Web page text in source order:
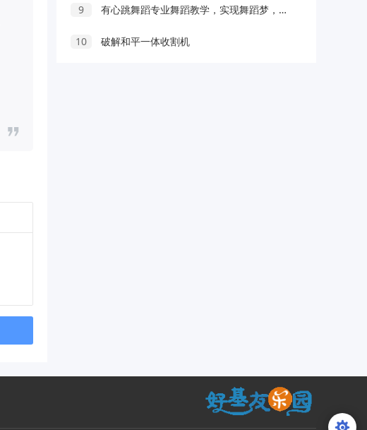
9 有心跳舞蹈专业舞蹈教学，实现舞蹈梦，解锁会员
10 破解和平一体收割机